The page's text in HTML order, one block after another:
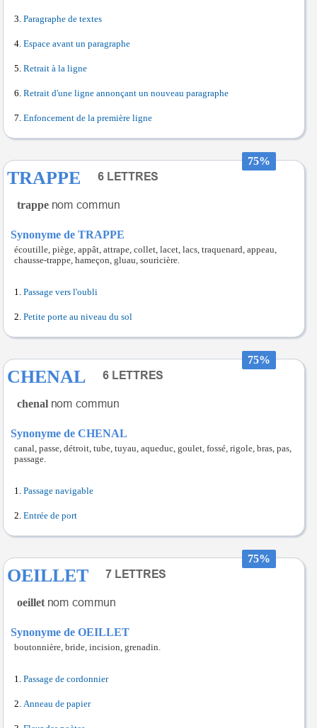
Paragraphe de textes
Espace avant un paragraphe
Retrait à la ligne
Retrait d'une ligne annonçant un nouveau paragraphe
Enfoncement de la première ligne
75%
TRAPPE
trappe
Synonyme de TRAPPE
écoutille, piège, appât, attrape, collet, lacet, lacs, traquenard, appeau,
chausse-trappe, hameçon, gluau, souricière.
Passage vers l'oubli
Petite porte au niveau du sol
75%
CHENAL
chenal
Synonyme de CHENAL
canal, passe, détroit, tube, tuyau, aqueduc, goulet, fossé, rigole, bras, pas,
passage.
Passage navigable
Entrée de port
75%
OEILLET
oeillet
Synonyme de OEILLET
boutonnière, bride, incision, grenadin.
Passage de cordonnier
Anneau de papier